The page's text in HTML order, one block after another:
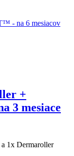
+
3 mesiace
1x Dermaroller